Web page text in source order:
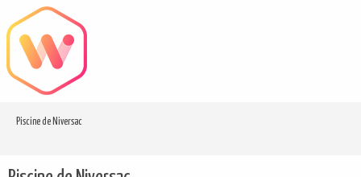
au
contenu
principal
Piscine de Niversac